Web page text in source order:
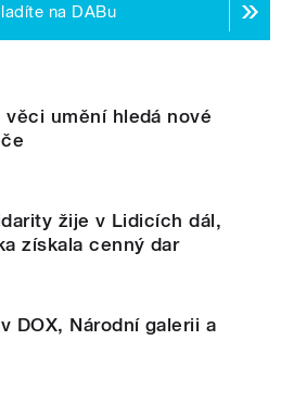
na DABu
věci umění hledá nové
žije v Lidicích dál,
získala cenný dar
DOX, Národní galerii a